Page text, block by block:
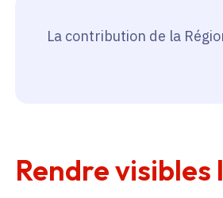
La contribution de la
Rendre